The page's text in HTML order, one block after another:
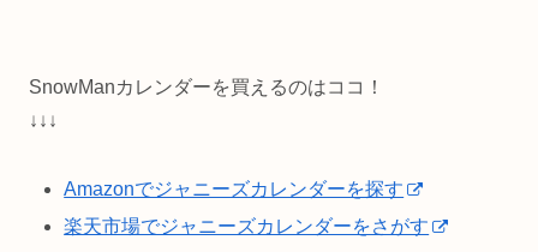
SnowManカレンダーを買えるのはココ！
↓↓↓
Amazonでジャニーズカレンダーを探す
楽天市場でジャニーズカレンダーをさがす